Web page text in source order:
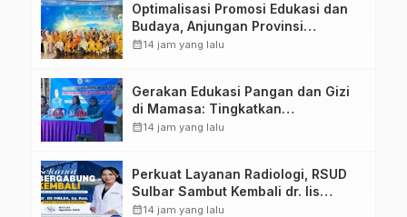
Optimalisasi Promosi Edukasi dan
Budaya, Anjungan Provinsi
Sulawesi Barat Perkuat Kolaborasi
calendar_month14 jam yang lalu
Gerakan Edukasi Pangan dan Gizi
di Mamasa: Tingkatkan
Pengetahuan dan Keterampilan
calendar_month14 jam yang lalu
Perkuat Layanan Radiologi, RSUD
Sulbar Sambut Kembali dr. Iis
Imelda, Sp.Rad
calendar_month14 jam yang lalu